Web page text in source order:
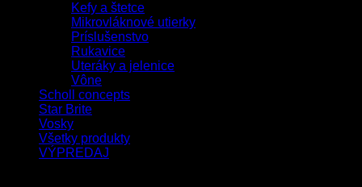
Kefy a štetce
Mikrovláknové utierky
Príslušenstvo
Rukavice
Uteráky a jelenice
Vône
Scholl concepts
Star Brite
Vosky
Všetky produkty
VÝPREDAJ